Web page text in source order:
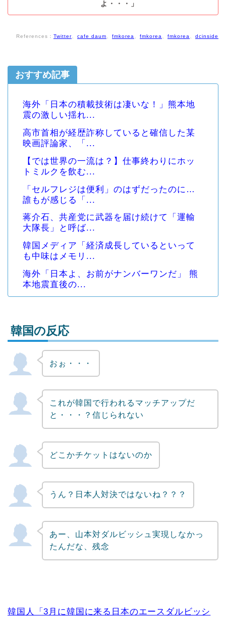
よ・・・」
References： Twitter cafe daum fmkorea fmkorea fmkorea dcinside
おすすめ記事
海外「日本の積載技術は凄いな！」熊本地
震の激しい揺れ...
高市首相が経歴詐称していると確信した某
映画評論家、「...
【では世界の一流は？】仕事終わりにホッ
トミルクを飲む...
「セルフレジは便利」のはずだったのに…
誰もが感じる「...
蒋介石、共産党に武器を届け続けて「運輸
大隊長」と呼ば...
韓国メディア「経済成長しているといって
も中味はメモリ...
海外「日本よ、お前がナンバーワンだ」 熊
本地震直後の...
Powered by livedoor 相互RSS
韓国の反応
おぉ・・・
これが韓国で行われるマッチアップだ
と・・・？信じられない
どこかチケットはないのか
うん？日本人対決ではないね？？？
あー、山本対ダルビッシュ実現しなかっ
たんだな、残念
韓国人「3月に韓国に来る日本のエースダルビッシ